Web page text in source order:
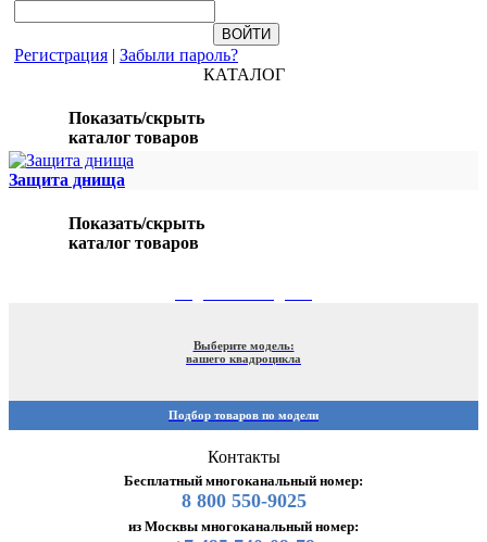
Регистрация | Забыли пароль?
КАТАЛОГ
Показать/скрыть
каталог товаров
Защита днища
Показать/скрыть
каталог товаров
Выберите модель:
вашего квадроцикла
Подбор товаров по модели
Контакты
Бесплатный многоканальный номер:
8 800 550-9025
из Москвы многоканальный номер: